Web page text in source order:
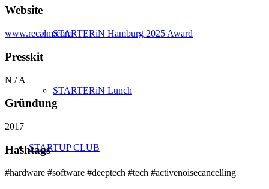
STARTERiN Hamburg 2025 Award
STARTERiN Lunch
STARTUP CLUB
Website
www.recalm.com
Presskit
N / A
Gründung
2017
Hashtags
#hardware #software #deeptech #tech #activenoisecancelling